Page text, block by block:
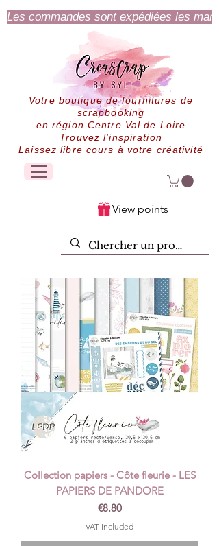
Les commandes sont expédiées les
Votre boutique de fournitures de
scrapbooking
en région Centre Val de Loire
Trouvez l'inspiration
Laissez libre cours à votre créativité
View points
Collection papiers - Côte fleurie - LES
PAPIERS DE PANDORE
Price
€8.80
VAT Included